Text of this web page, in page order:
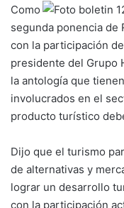
Como
segunda ponencia de
con la participación
presidente del Grupo
la antología que
involucrados en el
producto turístico
Dijo que el turismo
de alternativas y
lograr un desarrollo
con la participación